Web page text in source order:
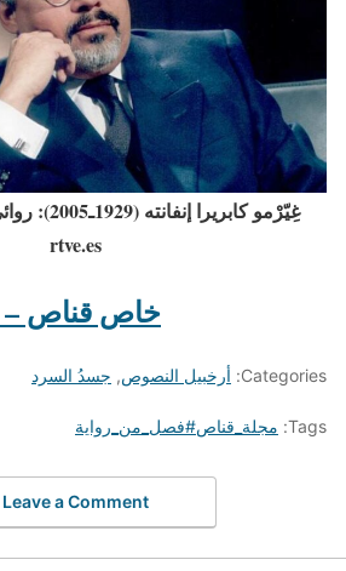
غِيّرْمو
rtve.es
خاص قناص
Categories: أرخبيل النصوص, جسدُ السرد
Tags: مجلة_قناص#فصل_من_رواية
Leave a Comment